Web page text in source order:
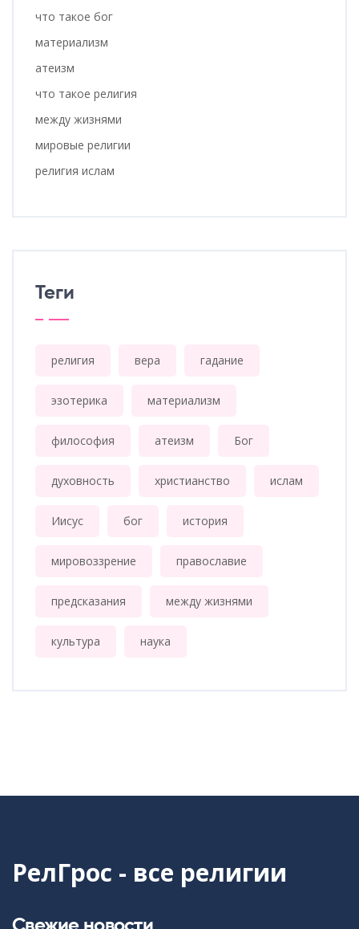
что такое бог
материализм
атеизм
что такое религия
между жизнями
мировые религии
религия ислам
Теги
религия вера гадание
эзотерика материализм
философия атеизм Бог
духовность христианство ислам
Иисус бог история
мировоззрение православие
предсказания между жизнями
культура наука
РелГрос - все религии